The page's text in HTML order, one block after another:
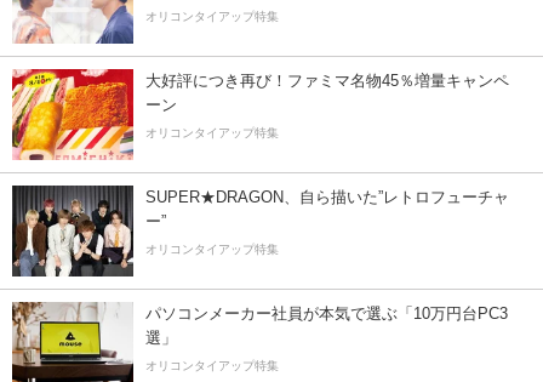
オリコンタイアップ特集
大好評につき再び！ファミマ名物45％増量キャンペ
ーン
オリコンタイアップ特集
SUPER★DRAGON、自ら描いた”レトロフューチャ
ー”
オリコンタイアップ特集
パソコンメーカー社員が本気で選ぶ「10万円台PC3
選」
オリコンタイアップ特集